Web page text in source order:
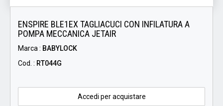
ENSPIRE BLE1EX TAGLIACUCI CON INFILATURA A
POMPA MECCANICA JETAIR
Marca : BABYLOCK
Cod. : RT044G
Accedi per acquistare